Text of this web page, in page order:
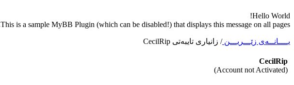
Hello World!
This is a sample MyBB Plugin (which can be disabled!) that displays this message on all pages.
یــــانــه‌ی زێـــریـــن/ زانیاری تایبه‌تی CecilRip
CecilRip
(Account not Activated)